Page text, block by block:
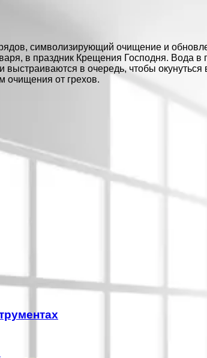
символизирующий очищение и
в праздник Крещения Господня. Вода
в очередь, чтобы
очищения от грехов.